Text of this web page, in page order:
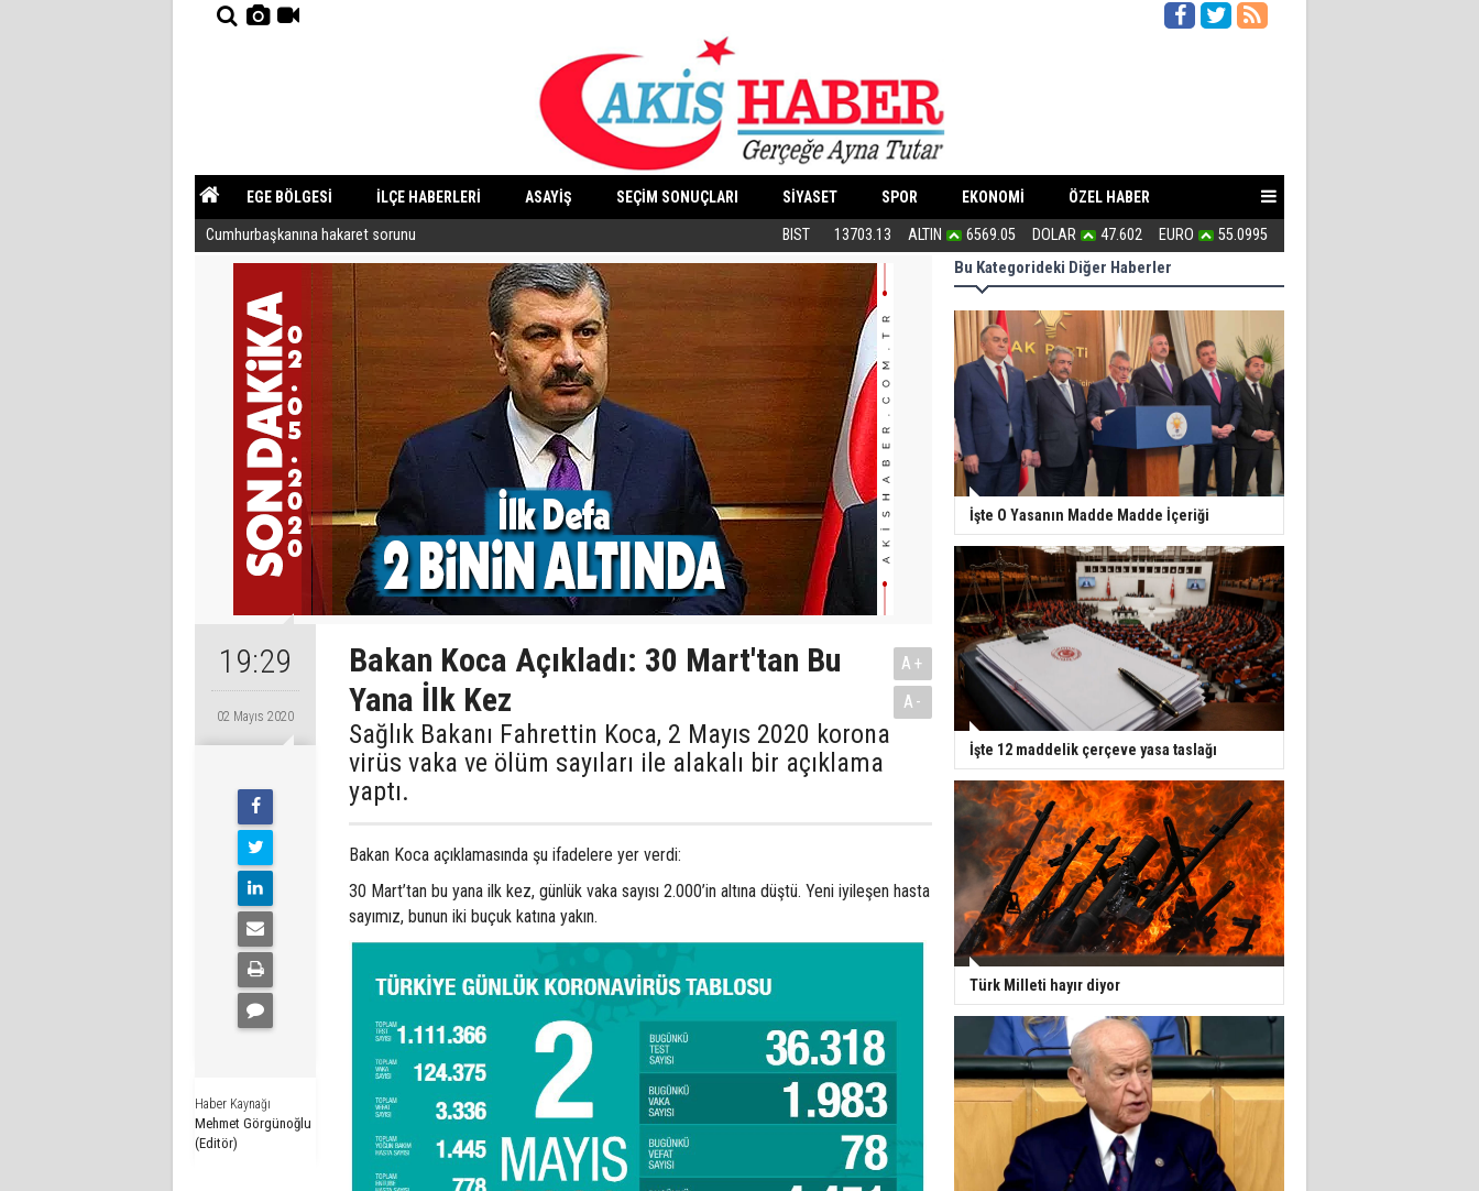
EGE BÖLGESİ İLÇE HABERLERİ ASAYİŞ SEÇİM SONUÇLARI SİYASET SPOR EKONOMİ ÖZEL HABER
YAZARLAR GÜNDEM
Cumhurbaşkanına hakaret sorunu “Cesedimizi çiğnemeden...”
BIST 13703.13 ALTIN 6569.05 DOLAR 47.602 EURO 55.0995
19:29
02 Mayıs 2020
Haber Kaynağı
Mehmet Görgünoğlu
(Editör)
Bakan Koca Açıkladı: 30 Mart'tan Bu
Yana İlk Kez
Sağlık Bakanı Fahrettin Koca, 2 Mayıs 2020 korona
virüs vaka ve ölüm sayıları ile alakalı bir açıklama
yaptı.
A+
A-
Bakan Koca açıklamasında şu ifadelere yer verdi:
30 Mart’tan bu yana ilk kez, günlük vaka sayısı 2.000’in altına düştü. Yeni iyileşen hasta
sayımız, bunun iki buçuk katına yakın.
Bu Kategorideki Diğer Haberler
İşte O Yasanın Madde Madde İçeriği
İşte 12 maddelik çerçeve yasa taslağı
Türk Milleti hayır diyor